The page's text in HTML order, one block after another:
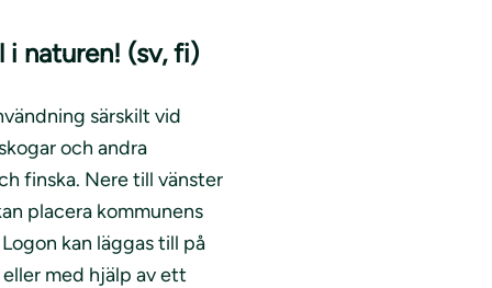
i naturen! (sv, fi)
särskilt vid
och andra
finska. Nere till vänster
placera kommunens
kan läggas till på
med hjälp av ett